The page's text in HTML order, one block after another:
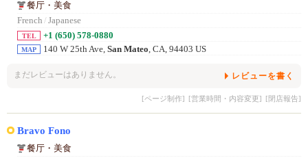
餐厅・美食
French / Japanese
TEL +1 (650) 578-0880
MAP 140 W 25th Ave, San Mateo, CA, 94403 US
まだレビューはありません。 レビューを書く
[ページ制作] [営業時間・内容変更] [閉店報告]
Bravo Fono
餐厅・美食